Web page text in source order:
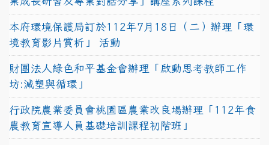
本府環境保護局訂於112年7月18日（二）辦理「環
境教育影片賞析」 活動
財團法人綠色和平基金會辦理「啟動思考教師工作
坊:減塑與循環」
行政院農業委員會桃園區農業改良場辦理「112年食
農教育宣導人員基礎培訓課程初階班」